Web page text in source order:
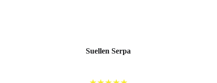
Suellen Serpa